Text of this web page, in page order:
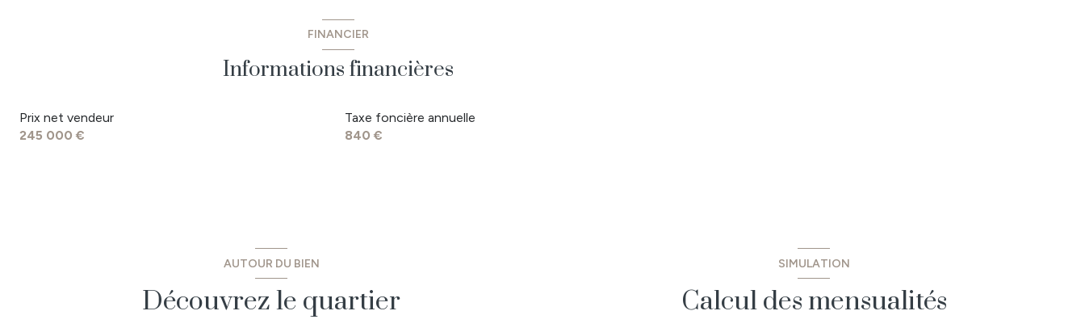
chambre
FINANCIER
Informations financières
Prix net vendeur
245 000 €
Taxe foncière annuelle
840 €
AUTOUR DU BIEN
Découvrez le quartier
SIMULATION
Calcul des mensualités